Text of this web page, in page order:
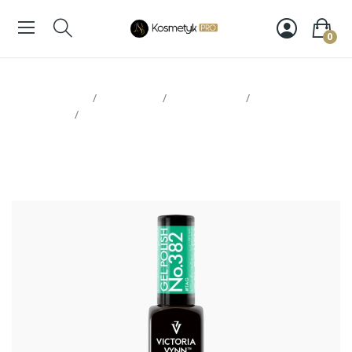
0